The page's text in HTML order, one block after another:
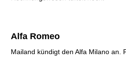
Alfa Romeo
Mailand kündigt den Alfa Milano an.